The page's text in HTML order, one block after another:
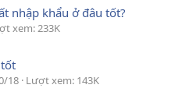
nhập khẩu ở đâu tốt?
xem: 233K
18 Lượt xem: 143K